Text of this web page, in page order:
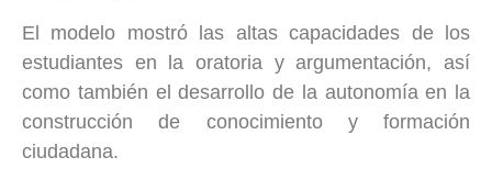
El modelo mostró las altas capacidades de los
estudiantes en la oratoria y argumentación, así
como también el desarrollo de la autonomía en la
construcción de conocimiento y formación
ciudadana.